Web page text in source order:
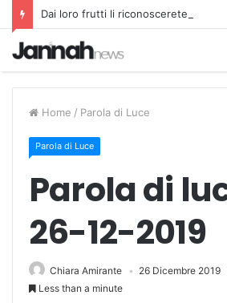
Dai loro frutti li riconoscerete
Home / Parola di Luce
Parola di Luce
Parola di
26-12-2019
Chiara Amirante 26 Dicembre 2019
Less than a minute